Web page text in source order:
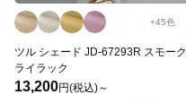
+45色
ツル シェード JD-67293R スモーク
ライラック
13,200円(税込)～